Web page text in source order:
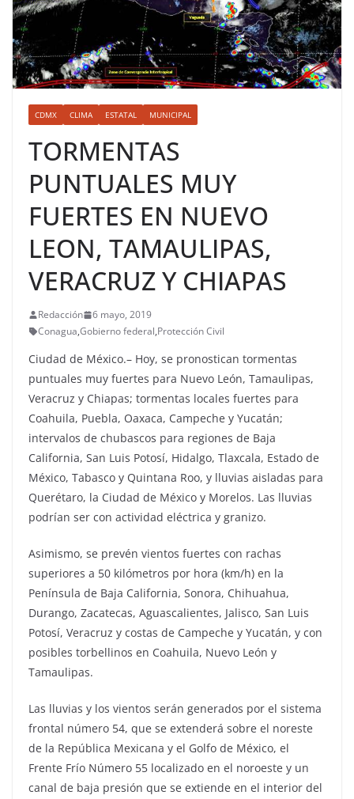
CDMX CLIMA ESTATAL MUNICIPAL
TORMENTAS
PUNTUALES MUY
FUERTES EN NUEVO
LEON, TAMAULIPAS,
VERACRUZ Y CHIAPAS
Redacción
6 mayo, 2019
Conagua,Gobierno federal,Protección Civil
Ciudad de México.– Hoy, se pronostican tormentas
puntuales muy fuertes para Nuevo León, Tamaulipas,
Veracruz y Chiapas; tormentas locales fuertes para
Coahuila, Puebla, Oaxaca, Campeche y Yucatán;
intervalos de chubascos para regiones de Baja
California, San Luis Potosí, Hidalgo, Tlaxcala, Estado de
México, Tabasco y Quintana Roo, y lluvias aisladas para
Querétaro, la Ciudad de México y Morelos. Las lluvias
podrían ser con actividad eléctrica y granizo.
Asimismo, se prevén vientos fuertes con rachas
superiores a 50 kilómetros por hora (km/h) en la
Península de Baja California, Sonora, Chihuahua,
Durango, Zacatecas, Aguascalientes, Jalisco, San Luis
Potosí, Veracruz y costas de Campeche y Yucatán, y con
posibles torbellinos en Coahuila, Nuevo León y
Tamaulipas.
Las lluvias y los vientos serán generados por el sistema
frontal número 54, que se extenderá sobre el noreste
de la República Mexicana y el Golfo de México, el
Frente Frío Número 55 localizado en el noroeste y un
canal de baja presión que se extiende en el interior del